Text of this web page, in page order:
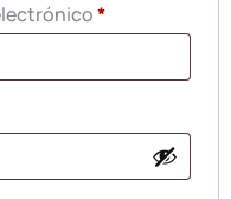
*